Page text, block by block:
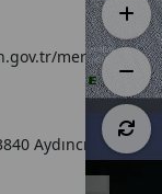
Aydıncık/Mersin